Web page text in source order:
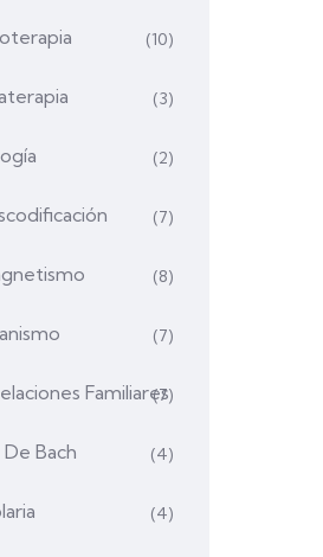
(10)
(3)
(2)
(7)
(8)
(7)
Familiares
(7)
De Bach (4)
(4)